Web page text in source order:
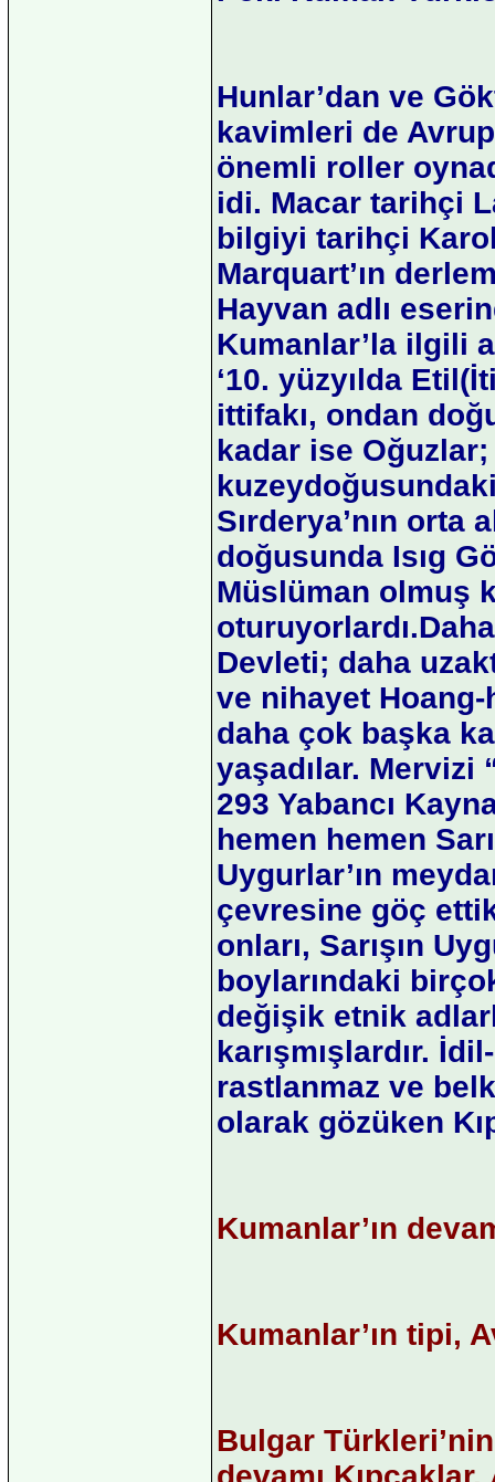
Hunlar’dan ve
kavimleri de
önemli roller
idi. Macar tarihçi
bilgiyi tarihçi
Marquart’ın
Hayvan adlı
Kumanlar’la ilgili
‘10. yüzyılda
ittifakı, ondan
kadar ise Oğuzlar;
Sırderya’nın orta
doğusunda Isıg
Müslüman olmuş
Devleti; daha
ve nihayet
daha çok başka
yaşadılar. Mervizi
293 Yabancı
hemen hemen
Uygurlar’ın
çevresine göç
onları, Sarışın
boylarındaki
değişik etnik
karışmışlardır.
rastlanmaz ve
olarak gözüken
Kumanlar’ın
Kumanlar’ın tipi,
Bulgar